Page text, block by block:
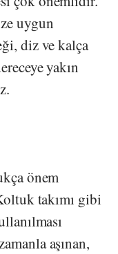
uygun
diz ve kalça
yakın
önem
takımı gibi
aşınan,